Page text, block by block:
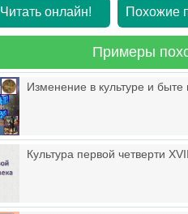
Читать онлайн! Похожие
Примеры
Изменение в культуре и быте
Культура первой четверти